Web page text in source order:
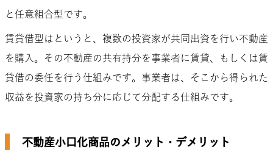
と任意組合型です。
賃貸借型はというと、複数の投資家が共同出資を行い不動産
を購入。その不動産の共有持分を事業者に賃貸、もしくは賃
貸借の委任を行う仕組みです。事業者は、そこから得られた
収益を投資家の持ち分に応じて分配する仕組みです。
不動産小口化商品のメリット・デメリット